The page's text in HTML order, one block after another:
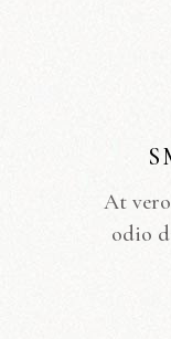
At vero
odio